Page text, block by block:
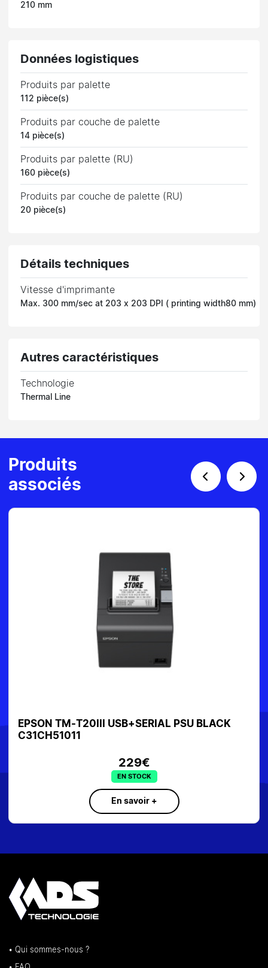
210 mm
Données logistiques
Produits par palette
112 pièce(s)
Produits par couche de palette
14 pièce(s)
Produits par palette (RU)
160 pièce(s)
Produits par couche de palette (RU)
20 pièce(s)
Détails techniques
Vitesse d'imprimante
Max. 300 mm/sec at 203 x 203 DPI ( printing width80 mm)
Autres caractéristiques
Technologie
Thermal Line
Produits
associés
EPSON TM-P20 203DPI EPOS USB
559€
EN STOCK
En savoir +
• Qui sommes-nous ?